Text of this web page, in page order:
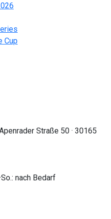
Cup
Straße 50 · 30165
nach Bedarf